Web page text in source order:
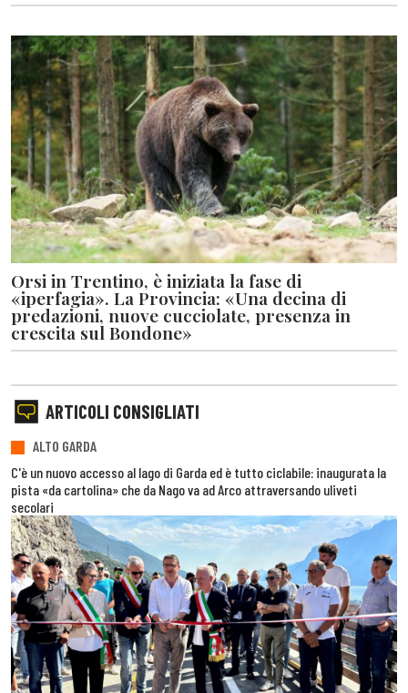
Orsi in Trentino, è iniziata la fase di
«iperfagia». La Provincia: «Una decina di
predazioni, nuove cucciolate, presenza in
crescita sul Bondone»
ARTICOLI CONSIGLIATI
ALTO GARDA
C'è un nuovo accesso al lago di Garda ed è tutto ciclabile: inaugurata la
pista «da cartolina» che da Nago va ad Arco attraversando uliveti
secolari